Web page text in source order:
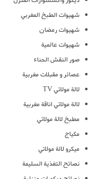
شهيوات الطبخ المغربي
شهيوات رمضان
شهيوات عالمية
صور النقش الحناء
عصائر و مقبلات مغربية
لالة مولاتي TV
لالة مولاتي اناقة مغربية
مطبخ لالة مولاتي
مكياج
ميكرو لالة مولاتي
نصائح التغذية السليمة